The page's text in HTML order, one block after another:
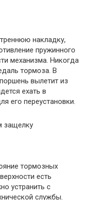
накладку,
пружинного
механизма. Никогда
тормоза. В
вылетит из
ехать в
его переустановки.
тормозных
есть
устранить с
службы.